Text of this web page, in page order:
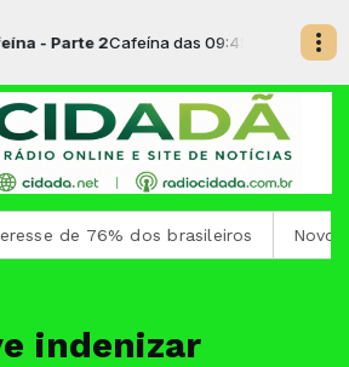
- Parte 2Cafeína das 09:45 às 11:30 -
76% dos brasileiros Novos ônibus
indenizar